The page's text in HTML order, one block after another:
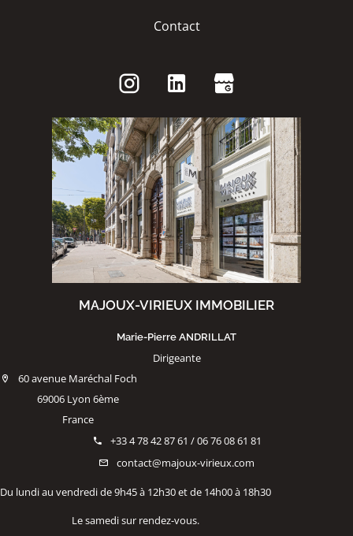
Contact
MAJOUX-VIRIEUX IMMOBILIER
Marie-Pierre ANDRILLAT
Dirigeante
60 avenue Maréchal Foch
69006 Lyon 6ème
France
+33 4 78 42 87 61 / 06 76 08 61 81
contact@majoux-virieux.com
Du lundi au vendredi de 9h45 à 12h30 et de 14h00 à 18h30
Le samedi sur rendez-vous.